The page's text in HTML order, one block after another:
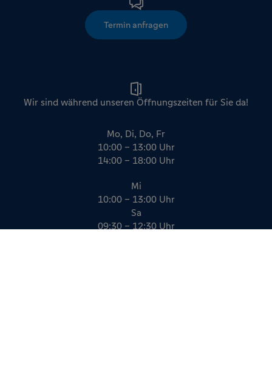
Termin anfragen
Wir sind während unseren Öffnungszeiten für Sie da!
Mo, Di, Do, Fr
10:00 – 13:00 Uhr
14:00 – 18:00 Uhr
Mi
10:00 – 13:00 Uhr
Sa
09:30 – 12:30 Uhr